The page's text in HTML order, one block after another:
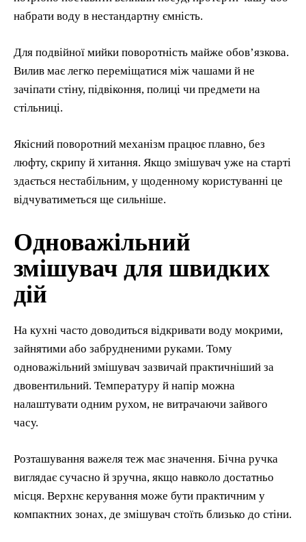
набрати воду в нестандартну ємність.
Для подвійної мийки поворотність майже обов’язкова.
Вилив має легко переміщатися між чашами й не
зачіпати стіну, підвіконня, полиці чи предмети на
стільниці.
Якісний поворотний механізм працює плавно, без
люфту, скрипу й хитання. Якщо змішувач уже на старті
здається нестабільним, у щоденному користуванні це
відчуватиметься ще сильніше.
Одноважільний
змішувач для швидких
дій
На кухні часто доводиться відкривати воду мокрими,
зайнятими або забрудненими руками. Тому
одноважільний змішувач зазвичай практичніший за
двовентильний. Температуру й напір можна
налаштувати одним рухом, не витрачаючи зайвого
часу.
Розташування важеля теж має значення. Бічна ручка
виглядає сучасно й зручна, якщо навколо достатньо
місця. Верхнє керування може бути практичним у
компактних зонах, де змішувач стоїть близько до стіни.